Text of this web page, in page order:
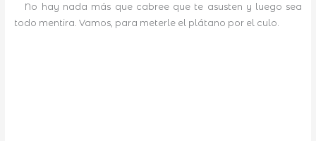
No hay nada más que cabree que te asusten y luego sea
todo mentira. Vamos, para meterle el plátano por el culo.